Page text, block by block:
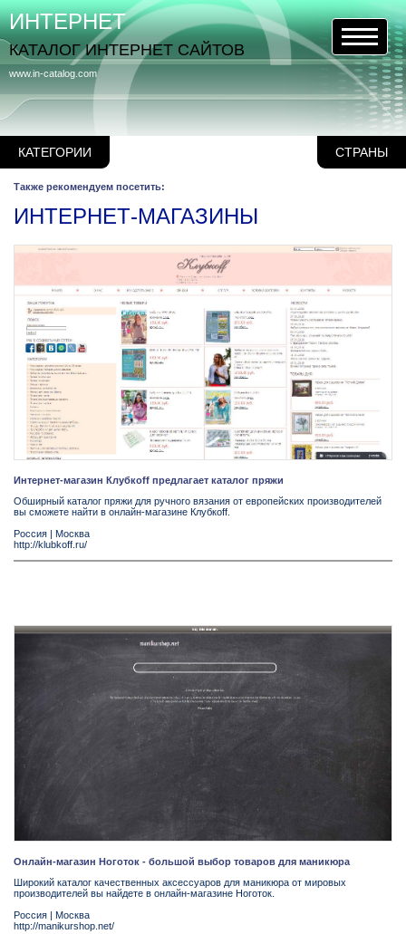
КАТЕГОРИИ СТРАНЫ
www.in-catalog.com
ИНТЕРНЕТ
КАТАЛОГ ИНТЕРНЕТ САЙТОВ
Также рекомендуем посетить:
ИНТЕРНЕТ-МАГАЗИНЫ
Интернет-магазин Клубкоff предлагает каталог пряжи
Обширный каталог пряжи для ручного вязания от европейских производителей
вы сможете найти в онлайн-магазине Клубкоff.
Россия
Москва
http://klubkoff.ru/
Онлайн-магазин Ноготок - большой выбор товаров для маникюра
Широкий каталог качественных аксессуаров для маникюра от мировых
производителей вы найдете в онлайн-магазине Ноготок.
Россия | Москва
http://manikurshop.net/